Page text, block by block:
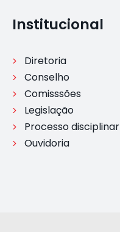
Institucional
Diretoria
Conselho
Comisssões
Legislação
Processo disciplinar
Ouvidoria